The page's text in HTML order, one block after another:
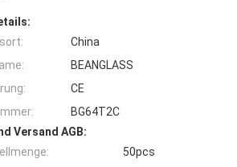
China
BEANGLASS
CE
BG64T2C
Versand AGB:
50pcs